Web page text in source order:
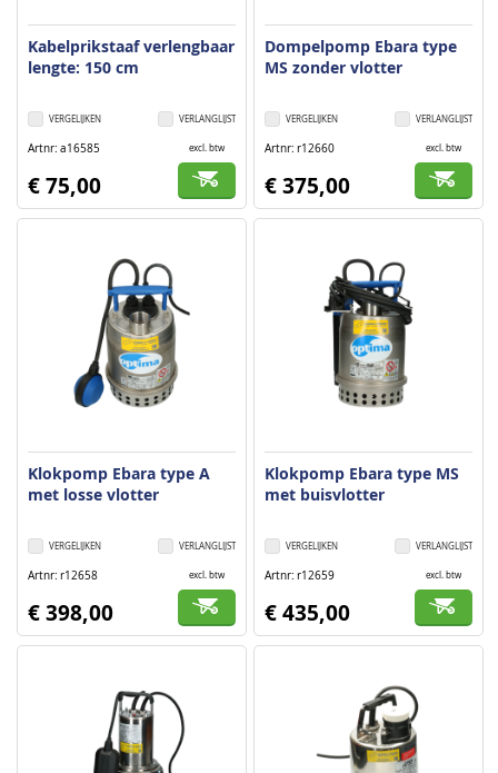
Kabelprikstaaf verlengbaar
lengte: 150 cm
VERLANGLIJST
VERGELIJKEN
Artnr a16585 excl. btw
€ 75,00
Dompelpomp Ebara type
MS zonder vlotter
VERLANGLIJST
VERGELIJKEN
Artnr r12660 excl. btw
€ 375,00
Klokpomp Ebara type A
met losse vlotter
VERLANGLIJST
VERGELIJKEN
Artnr r12658 excl. btw
€ 398,00
Klokpomp Ebara type MS
met buisvlotter
VERLANGLIJST
VERGELIJKEN
Artnr r12659 excl. btw
€ 435,00